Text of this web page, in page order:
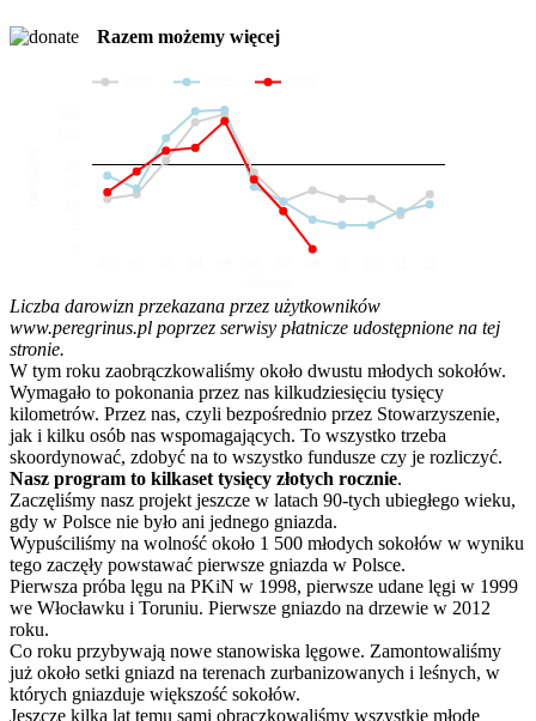
Razem możemy więcej
Liczba darowizn przekazana przez użytkowników
www.peregrinus.pl poprzez serwisy płatnicze udostępnione na tej
stronie.
W tym roku zaobrączkowaliśmy około dwustu młodych sokołów.
Wymagało to pokonania przez nas kilkudziesięciu tysięcy
kilometrów. Przez nas, czyli bezpośrednio przez Stowarzyszenie,
jak i kilku osób nas wspomagających. To wszystko trzeba
skoordynować, zdobyć na to wszystko fundusze czy je rozliczyć.
Nasz program to kilkaset tysięcy złotych rocznie.
Zaczęliśmy nasz projekt jeszcze w latach 90-tych ubiegłego wieku,
gdy w Polsce nie było ani jednego gniazda.
Wypuściliśmy na wolność około 1 500 młodych sokołów w wyniku
tego zaczęły powstawać pierwsze gniazda w Polsce.
Pierwsza próba lęgu na PKiN w 1998, pierwsze udane lęgi w 1999
we Włocławku i Toruniu. Pierwsze gniazdo na drzewie w 2012
roku.
Co roku przybywają nowe stanowiska lęgowe. Zamontowaliśmy
już około setki gniazd na terenach zurbanizowanych i leśnych, w
których gniazduje większość sokołów.
Jeszcze kilka lat temu sami obrączkowaliśmy wszystkie młode